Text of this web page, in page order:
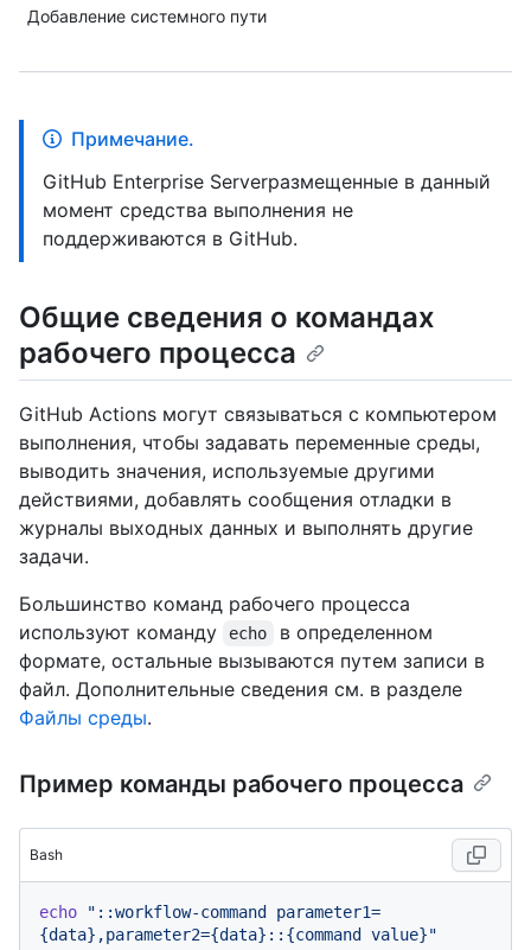
Добавление системного пути
Примечание.
GitHub Enterprise Serverразмещенные в данный
момент средства выполнения не
поддерживаются в GitHub.
Общие сведения о командах
рабочего процесса
GitHub Actions могут связываться с компьютером
выполнения, чтобы задавать переменные среды,
выводить значения, используемые другими
действиями, добавлять сообщения отладки в
журналы выходных данных и выполнять другие
задачи.
Большинство команд рабочего процесса
используют команду
echo
в определенном
формате, остальные вызываются путем записи в
файл. Дополнительные сведения см. в разделе
Файлы среды.
Пример команды рабочего процесса
Bash
echo
"::workflow-command parameter1=
{data},parameter2={data}::{command value}"